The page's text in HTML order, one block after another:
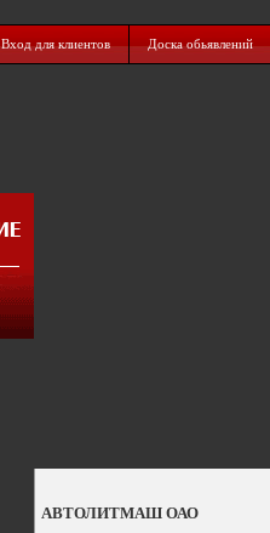
Вход для клиентов Доска обьявлений
АВТОЛИТМАШ ОАО